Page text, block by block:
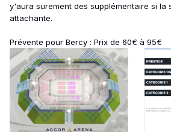
y'aura surement des supplémentaire si la
attachante.
Prévente pour Bercy : Prix de 60€ à 95€